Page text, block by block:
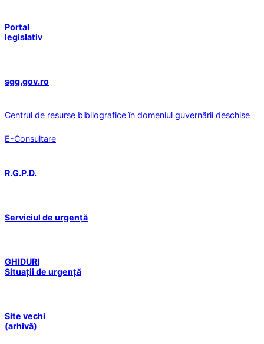
Portal
legislativ
sgg.gov.ro
Centrul de resurse bibliografice în domeniul guvernării deschise
E-Consultare
R.G.P.D.
Serviciul de urgență
GHIDURI
Situații de urgență
Site vechi
(arhivă)